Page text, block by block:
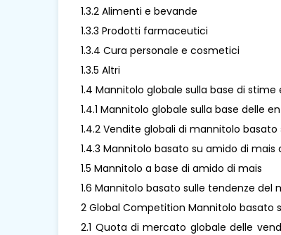
1.3.2 Alimenti e bevande
1.3.3 Prodotti farmaceutici
1.3.4 Cura personale e cosmetici
1.3.5 Altri
1.4 Mannitolo globale sulla base di
1.4.1 Mannitolo globale sulla base delle
1.4.2 Vendite globali di mannitolo
1.4.3 Mannitolo basato su amido di
1.5 Mannitolo a base di amido di mais
1.6 Mannitolo basato sulle tendenze
2 Global Competition Mannitolo basato
2.1 Quota di mercato globale delle